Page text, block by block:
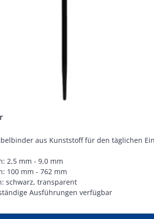
aus Kunststoff für den täglichen
2,5 mm - 9,0 mm
100 mm - 762 mm
schwarz, transparent
Ausführungen verfügbar